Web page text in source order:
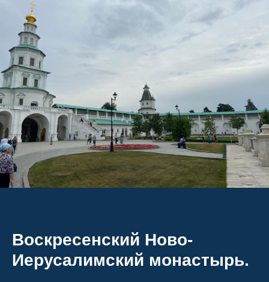
Воскресенский Ново-
Иерусалимский монастырь.